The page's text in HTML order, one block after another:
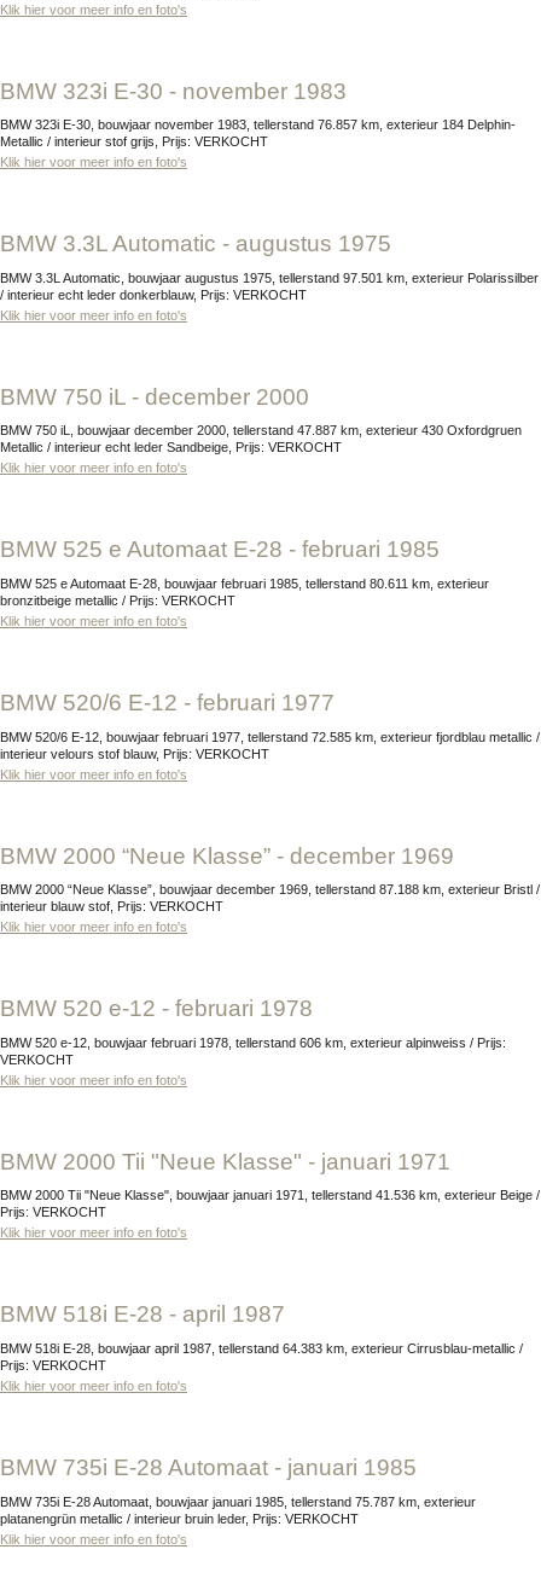
Klik hier voor meer info en foto's
BMW 323i E-30 - november 1983
BMW 323i E-30, bouwjaar november 1983, tellerstand 76.857 km, exterieur 184 Delphin-
Metallic / interieur stof grijs, Prijs: VERKOCHT
Klik hier voor meer info en foto's
BMW 3.3L Automatic - augustus 1975
BMW 3.3L Automatic, bouwjaar augustus 1975, tellerstand 97.501 km, exterieur Polarissilber
/ interieur echt leder donkerblauw, Prijs: VERKOCHT
Klik hier voor meer info en foto's
BMW 750 iL - december 2000
BMW 750 iL, bouwjaar december 2000, tellerstand 47.887 km, exterieur 430 Oxfordgruen
Metallic / interieur echt leder Sandbeige, Prijs: VERKOCHT
Klik hier voor meer info en foto's
BMW 525 e Automaat E-28 - februari 1985
BMW 525 e Automaat E-28, bouwjaar februari 1985, tellerstand 80.611 km, exterieur
bronzitbeige metallic / Prijs: VERKOCHT
Klik hier voor meer info en foto's
BMW 520/6 E-12 - februari 1977
BMW 520/6 E-12, bouwjaar februari 1977, tellerstand 72.585 km, exterieur fjordblau metallic /
interieur velours stof blauw, Prijs: VERKOCHT
Klik hier voor meer info en foto's
BMW 2000 “Neue Klasse” - december 1969
BMW 2000 “Neue Klasse”, bouwjaar december 1969, tellerstand 87.188 km, exterieur Bristl /
interieur blauw stof, Prijs: VERKOCHT
Klik hier voor meer info en foto's
BMW 520 e-12 - februari 1978
BMW 520 e-12, bouwjaar februari 1978, tellerstand 606 km, exterieur alpinweiss / Prijs:
VERKOCHT
Klik hier voor meer info en foto's
BMW 2000 Tii "Neue Klasse" - januari 1971
BMW 2000 Tii "Neue Klasse", bouwjaar januari 1971, tellerstand 41.536 km, exterieur Beige /
Prijs: VERKOCHT
Klik hier voor meer info en foto's
BMW 518i E-28 - april 1987
BMW 518i E-28, bouwjaar april 1987, tellerstand 64.383 km, exterieur Cirrusblau-metallic /
Prijs: VERKOCHT
Klik hier voor meer info en foto's
BMW 735i E-28 Automaat - januari 1985
BMW 735i E-28 Automaat, bouwjaar januari 1985, tellerstand 75.787 km, exterieur
platanengrün metallic / interieur bruin leder, Prijs: VERKOCHT
Klik hier voor meer info en foto's